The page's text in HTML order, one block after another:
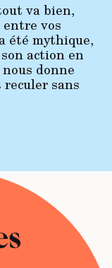
va bien,
vos
été mythique,
action en
donne
sans